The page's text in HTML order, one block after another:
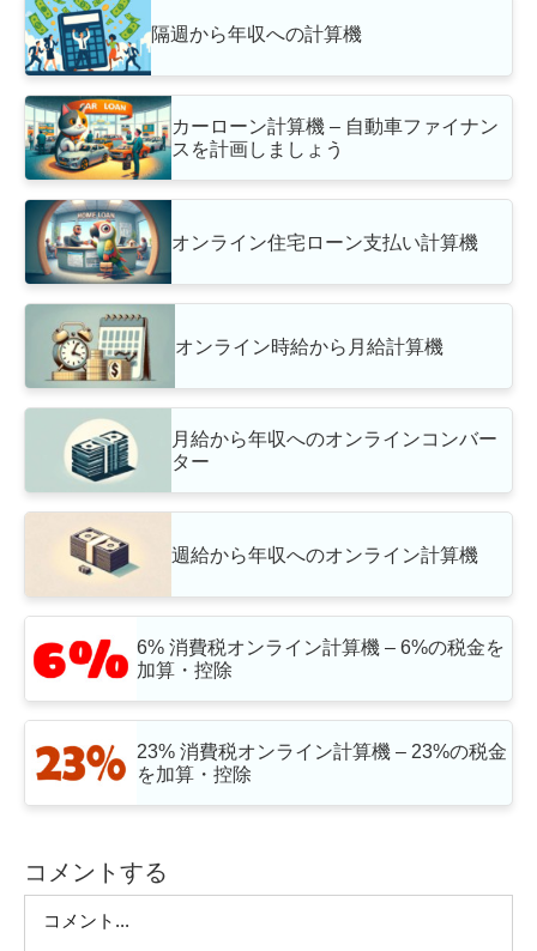
隔週から年収への計算機
カーローン計算機 – 自動車ファイナン
スを計画しましょう
オンライン住宅ローン支払い計算機
オンライン時給から月給計算機
月給から年収へのオンラインコンバー
ター
週給から年収へのオンライン計算機
6% 消費税オンライン計算機 – 6%の税金を
加算・控除
23% 消費税オンライン計算機 – 23%の税金
を加算・控除
コメントする